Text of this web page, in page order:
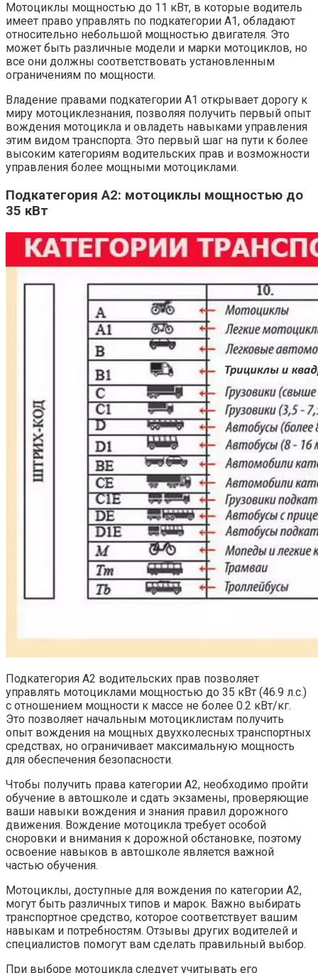
Мотоциклы мощностью до 11 кВт, в которые водитель
имеет право управлять по подкатегории A1, обладают
относительно небольшой мощностью двигателя. Это
может быть различные модели и марки мотоциклов, но
все они должны соответствовать установленным
ограничениям по мощности.
Владение правами подкатегории A1 открывает дорогу к
миру мотоциклезнания, позволяя получить первый опыт
вождения мотоцикла и овладеть навыками управления
этим видом транспорта. Это первый шаг на пути к более
высоким категориям водительских прав и возможности
управления более мощными мотоциклами.
Подкатегория A2: мотоциклы мощностью до
35 кВт
Подкатегория A2 водительских прав позволяет
управлять мотоциклами мощностью до 35 кВт (46.9 л.с.)
с отношением мощности к массе не более 0.2 кВт/кг.
Это позволяет начальным мотоциклистам получить
опыт вождения на мощных двухколесных транспортных
средствах, но ограничивает максимальную мощность
для обеспечения безопасности.
Чтобы получить права категории A2, необходимо пройти
обучение в автошколе и сдать экзамены, проверяющие
ваши навыки вождения и знания правил дорожного
движения. Вождение мотоцикла требует особой
сноровки и внимания к дорожной обстановке, поэтому
освоение навыков в автошколе является важной
частью обучения.
Мотоциклы, доступные для вождения по категории A2,
могут быть различных типов и марок. Важно выбирать
транспортное средство, которое соответствует вашим
навыкам и потребностям. Отзывы других водителей и
специалистов помогут вам сделать правильный выбор.
При выборе мотоцикла следует учитывать его